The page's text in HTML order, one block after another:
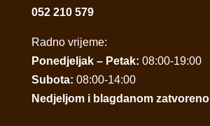
052 210 579
Radno vrijeme:
Ponedjeljak – Petak: 08:00-19:00
Subota: 08:00-14:00
Nedjeljom i blagdanom zatvoreno